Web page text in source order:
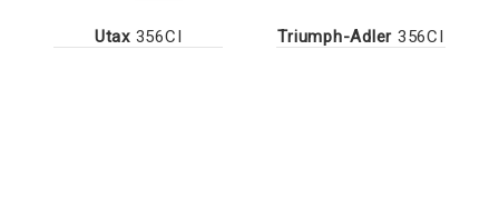
Utax356CI Triumph-Adler 356CI